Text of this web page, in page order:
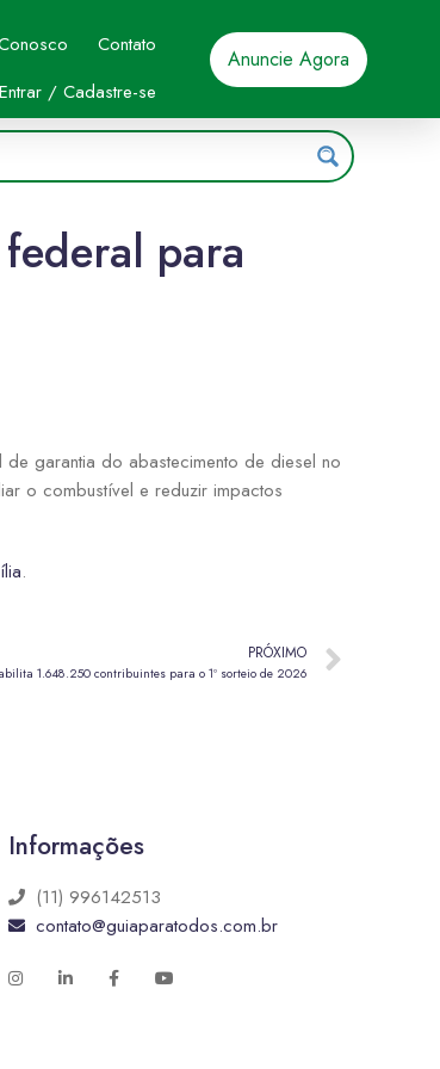
Contato
Entrar / Cadastre-se
Anuncie Agora
para
garantia do abastecimento de diesel no
o combustível e reduzir impactos
.
PRÓXIMO
1.648.250 contribuintes para o 1º sorteio de 2026
Informações
(11) 996142513
contato@guiaparatodos.com.br